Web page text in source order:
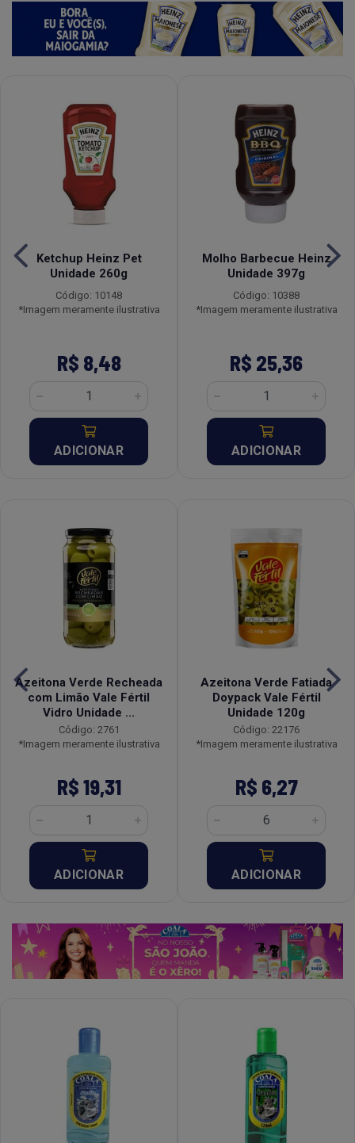
Ketchup Heinz Pet
Unidade 260g
Código: 10148
*Imagem meramente ilustrativa
R$ 8,48
ADICIONAR
Molho Barbecue Heinz
Unidade 397g
Código: 10388
*Imagem meramente ilustrativa
R$ 25,36
ADICIONAR
Azeitona Verde Recheada
com Limão Vale Fértil
Vidro Unidade ...
Código: 2761
*Imagem meramente ilustrativa
R$ 19,31
ADICIONAR
Azeitona Verde Fatiada
Doypack Vale Fértil
Unidade 120g
Código: 22176
*Imagem meramente ilustrativa
R$ 6,27
ADICIONAR